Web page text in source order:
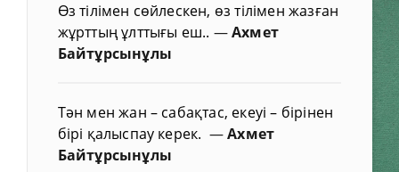
Өз тілімен сөйлескен, өз тілімен жазған
жұрттың ұлттығы еш.. —Ахмет
Байтұрсынұлы
Тән мен жан – сабақтас, екеуі – бірінен
бірі қалыспау керек. —Ахмет
Байтұрсынұлы